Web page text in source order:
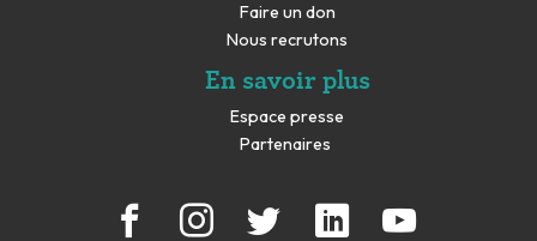
Faire un don
Nous recrutons
En savoir plus
Espace presse
Partenaires